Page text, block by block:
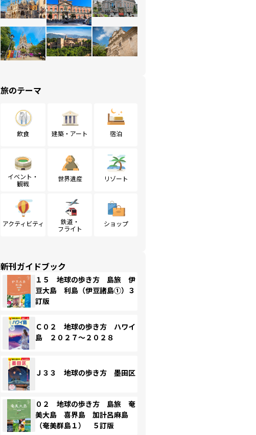
旅のテーマ
飲食 建築・アート 宿泊
イベント・
観戦
世界遺産 リゾート
アクティビティ
鉄道・
フライト
ショップ
新刊ガイドブック
１５ 地球の歩き方 島旅 伊
豆大島 利島（伊豆諸島①）３
訂版
Ｃ０２ 地球の歩き方 ハワイ
島 ２０２７～２０２８
Ｊ３３ 地球の歩き方 墨田区
０２ 地球の歩き方 島旅 奄
美大島 喜界島 加計呂麻島
（奄美群島１） ５訂版